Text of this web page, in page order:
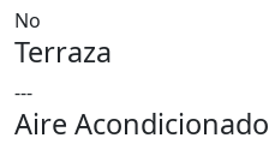
No
Terraza
---
Aire Acondicionado